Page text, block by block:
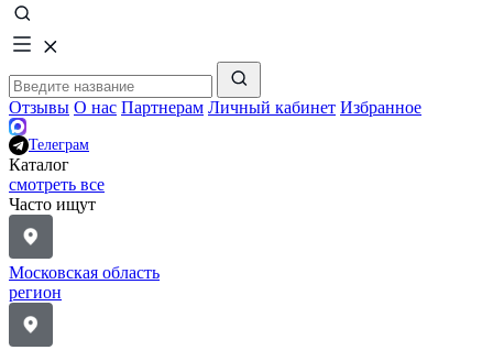
Отзывы О нас Партнерам Личный кабинет Избранное
Телеграм
Каталог
смотреть все
Часто ищут
Московская область
регион